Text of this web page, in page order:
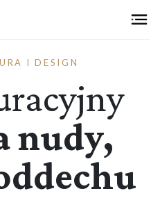
I DESIGN
nudy,